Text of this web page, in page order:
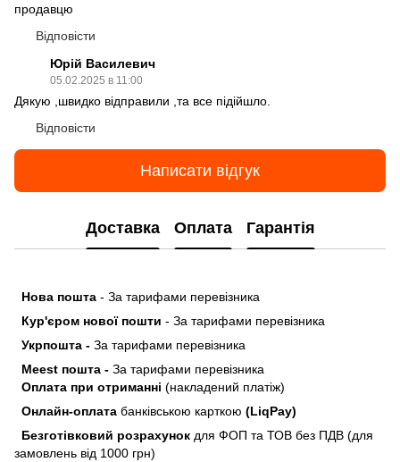
продавцю
Відповісти
Юрій Василевич
05.02.2025 в 11:00
Дякую ,швидко відправили ,та все підійшло.
Відповісти
Написати відгук
Доставка Оплата Гарантія
Нова пошта - За тарифами перевізника
Кур'єром нової пошти - За тарифами перевізника
Укрпошта - За тарифами перевізника
Meest пошта - За тарифами перевізника
Оплата при отриманні (накладений платіж)
Онлайн-оплата банківською карткою (LiqPay)
Безготівковий розрахунок для ФОП та ТОВ без ПДВ (для
замовлень від 1000 грн)